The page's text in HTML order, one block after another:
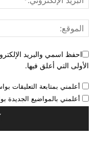
احفظ اسمي والبريد
الأولى التي أعلق فيها.
أعلمني بمتابعة التعليقات
أعلمني بالمواضيع الجديدة